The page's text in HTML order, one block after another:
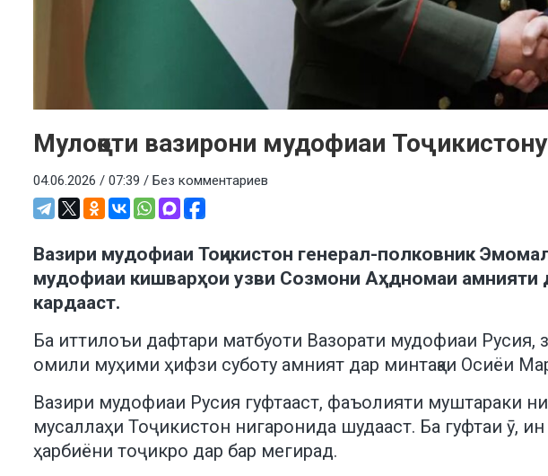
Мулоқоти вазирони мудофиаи
04.06.2026 / 07:39 / Без комментариев
Вазири мудофиаи Тоҷикистон генерал-полковник
мудофиаи кишварҳои узви Созмони Аҳдномаи амнияти
кардааст.
Ба иттилоъи дафтари матбуоти Вазорати мудофиаи
омили муҳими ҳифзи суботу амният дар минтақаи Осиёи
Вазири мудофиаи Русия гуфтааст, фаъолияти муштараки
мусаллаҳи Тоҷикистон нигаронида шудааст. Ба гуфтаи ӯ,
ҳарбиёни тоҷикро дар бар мегирад.